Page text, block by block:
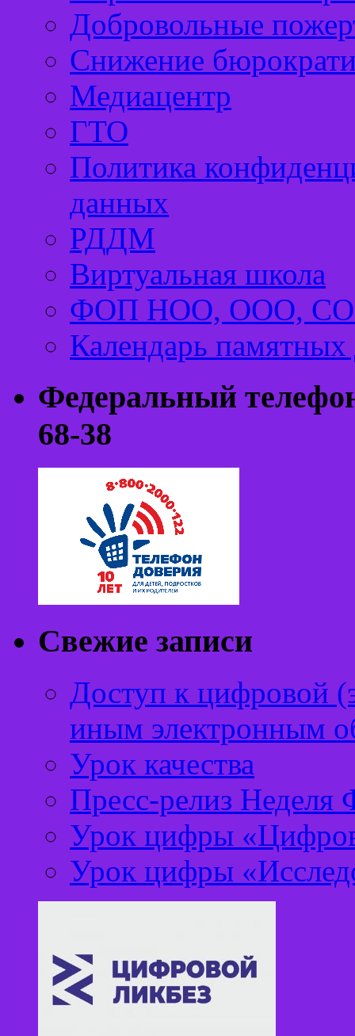
Добровольные
Снижение
Медиацентр
ГТО
Политика
данных
РДДМ
Виртуальная школа
ФОП НОО, ООО,
Календарь памятных
Федеральный
68-38
Свежие записи
Доступ к цифровой
иным электронным
Урок качества
Пресс-релиз Неделя
Урок цифры
Урок цифры